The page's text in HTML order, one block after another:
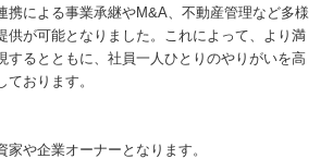
携による事業承継やM&A、不動産管理など多様
供が可能となりました。これによって、より満
するとともに、社員一人ひとりのやりがいを高
おります。
家や企業オーナーとなります。